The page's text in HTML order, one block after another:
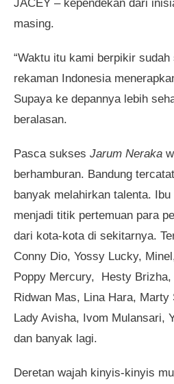
JACEY – kependekan dari
masing.
“Waktu itu kami berpikir
rekaman Indonesia
Supaya ke depannya lebih
beralasan.
Pasca sukses Jarum Neraka
berhamburan. Bandung
banyak melahirkan talenta.
menjadi titik pertemuan para
dari kota-kota di sekitarnya.
Conny Dio, Yossy Lucky,
Poppy Mercury, Hesty
Ridwan Mas, Lina Hara, Marty
Lady Avisha, Ivom Mulansari,
dan banyak lagi.
Deretan wajah kinyis-kinyis